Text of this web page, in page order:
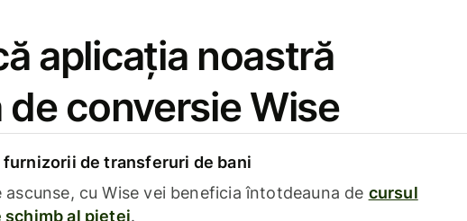
aplicația noastră
conversie Wise
furnizorii de transferuri de bani
ascunse, cu Wise vei beneficia întotdeauna de cursul
schimb al pieței.